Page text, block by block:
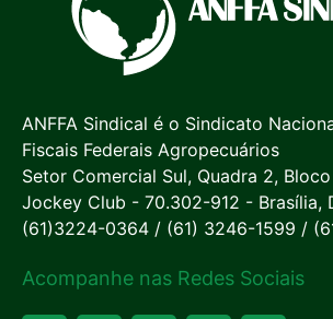
ANFFA Sindical é o Sindicato
Fiscais Federais Agropecuários
Setor Comercial Sul, Quadra 2,
Jockey Club - 70.302-912 - Brasília,
(61)3224-0364 / (61) 3246-1599 /
Acompanhe nas Redes Sociais